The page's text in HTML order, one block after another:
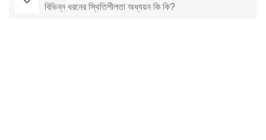
বিভিন্ন ধরনের স্থিতিশীলতা অধ্যয়ন কি কি?